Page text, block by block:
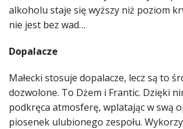
alkoholu staje się wyższy niż poziom
nie jest bez wad…
Dopalacze
Małecki stosuje dopalacze, lecz są to
dozwolone. To Dżem i Frantic. Dzięki
podkręca atmosferę, wplatając w swą
piosenek ulubionego zespołu.